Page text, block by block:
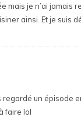
mais je n’ai
ainsi. Et je suis
regardé un
faire lol